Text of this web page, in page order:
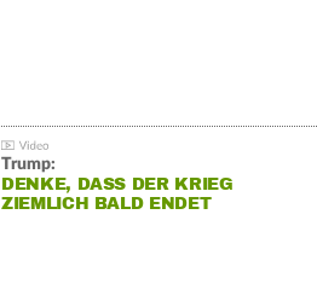
Trump:
DENKE, DASS DER KRIEG
ZIEMLICH BALD ENDET